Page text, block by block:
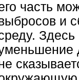
часть
и
Здесь